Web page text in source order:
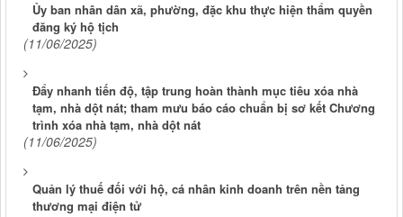
Ủy ban nhân dân xã, phường, đặc khu thực hiện thẩm quyền
đăng ký hộ tịch
(11/06/2025)
Đẩy nhanh tiến độ, tập trung hoàn thành mục tiêu xóa nhà
tạm, nhà dột nát; tham mưu báo cáo chuẩn bị sơ kết Chương
trình xóa nhà tạm, nhà dột nát
(11/06/2025)
Quản lý thuế đối với hộ, cá nhân kinh doanh trên nền tảng
thương mại điện tử